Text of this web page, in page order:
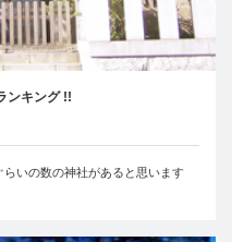
ンキング !!
いの数の神社があると思います